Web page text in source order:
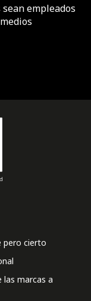
empleados
pero cierto
las marcas a